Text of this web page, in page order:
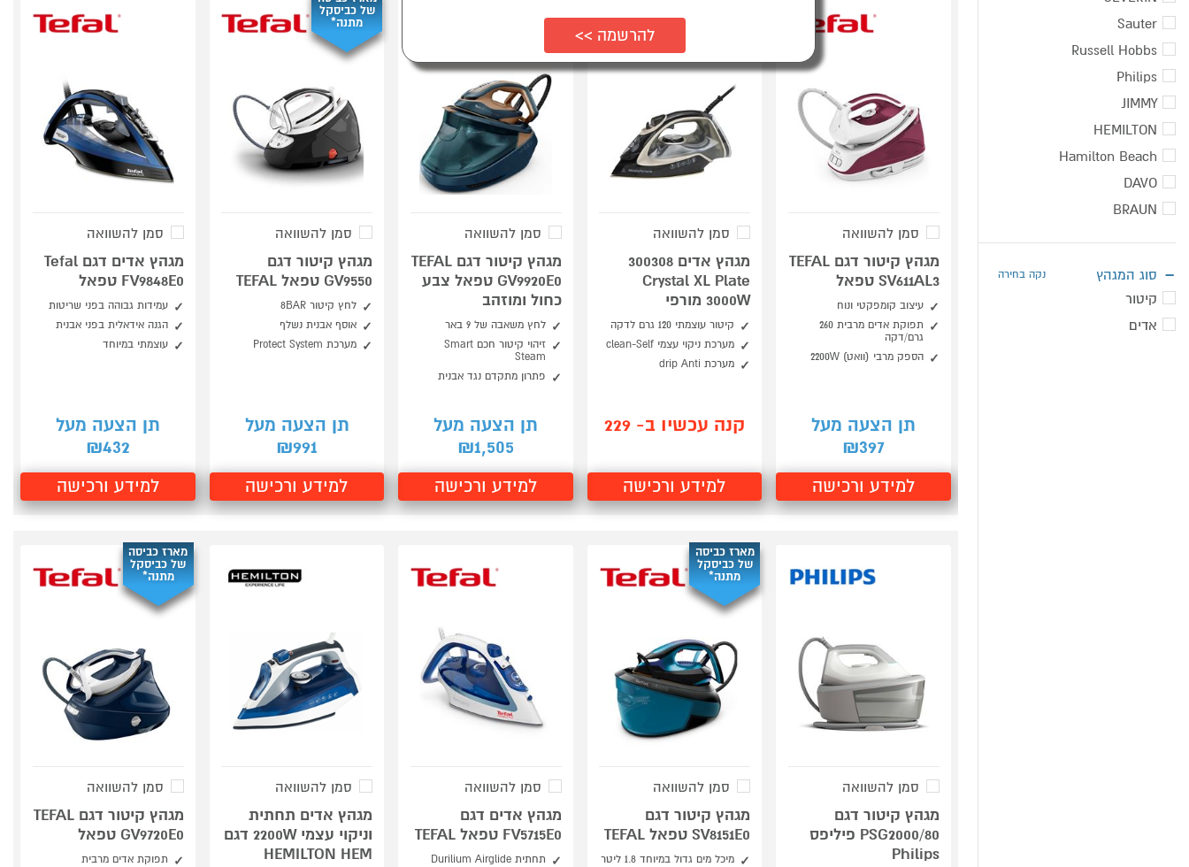
Sauter
Russell Hobbs
Philips
JIMMY
HEMILTON
Hamilton Beach
DAVO
BRAUN
סוג המגהץ נקה בחירה
קיטור
אדים
סמן להשוואה
מגהץ קיטור דגם TEFAL
SV611AL3 טפאל
עיצוב קומפקטי ונוח
תפוקת אדים מרבית 260
גרם/דקה
הספק מרבי (וואט) 2200W
תן הצעה מעל
₪397
למידע ורכישה
סמן להשוואה
מגהץ אדים 300308
Crystal XL Plate
3000W מורפי
קיטור עוצמתי 120 גרם לדקה
מערכת ניקוי עצמי clean-Self
מערכת drip Anti
קנה עכשיו ב- 229
למידע ורכישה
סמן להשוואה
מגהץ קיטור דגם TEFAL
GV9920E0 טפאל צבע
כחול ומוזהב
לחץ משאבה של 9 באר
זיהוי קיטור חכם Smart
Steam
פתרון מתקדם נגד אבנית
תן הצעה מעל
₪1,505
למידע ורכישה
של כביסקל
מתנה*
סמן להשוואה
מגהץ קיטור דגם
GV9550 טפאל TEFAL
לחץ קיטור 8BAR
אוסף אבנית נשלף
מערכת Protect System
תן הצעה מעל
₪991
למידע ורכישה
סמן להשוואה
מגהץ אדים דגם Tefal
FV9848E0 טפאל
עמידות גבוהה בפני שריטות
הגנה אידאלית בפני אבנית
עוצמתי במיוחד
תן הצעה מעל
₪432
למידע ורכישה
סמן להשוואה
מגהץ קיטור דגם
PSG2000/80 פיליפס
Philips
מארז כביסה
של כביסקל
מתנה*
סמן להשוואה
מגהץ קיטור דגם
SV8151E0 טפאל TEFAL
מיכל מים גדול במיוחד 1.8 ליטר
סמן להשוואה
מגהץ אדים דגם
FV5715E0 טפאל TEFAL
תחתית Durilium Airglide
סמן להשוואה
מגהץ אדים תחתית
וניקוי עצמי 2200W דגם
HEMILTON HEM
מארז כביסה
של כביסקל
מתנה*
סמן להשוואה
מגהץ קיטור דגם TEFAL
GV9720E0 טפאל
תפוקת אדים מרבית